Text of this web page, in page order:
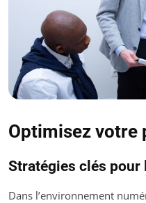
Optimisez votre
Stratégies clés pour
Dans l’environnement